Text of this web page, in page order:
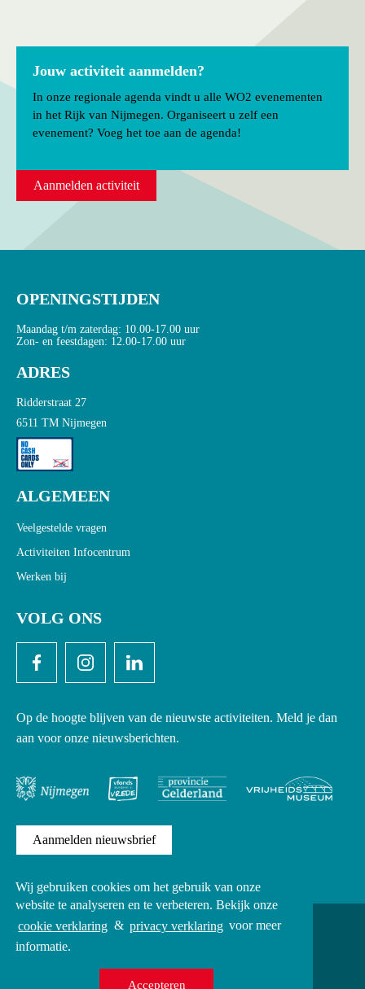
Wij gebruiken cookies om het gebruik van onze
website te analyseren en te verbeteren. Bekijk onze
cookie verklaring & privacy verklaring voor meer
informatie.
Accepteren
Jouw activiteit aanmelden?
In onze regionale agenda vindt u alle WO2 evenementen
in het Rijk van Nijmegen. Organiseert u zelf een
evenement? Voeg het toe aan de agenda!
Aanmelden activiteit
OPENINGSTIJDEN
Maandag t/m zaterdag: 10.00-17.00 uur
Zon- en feestdagen: 12.00-17.00 uur
ADRES
Ridderstraat 27
6511 TM Nijmegen
ALGEMEEN
Veelgestelde vragen
Activiteiten Infocentrum
Werken bij
VOLG ONS
Op de hoogte blijven van de nieuwste activiteiten. Meld je dan
aan voor onze nieuwsberichten.
Aanmelden nieuwsbrief
Copyright
Alle rechten voorbehouden Infocentre WW2 © 2026